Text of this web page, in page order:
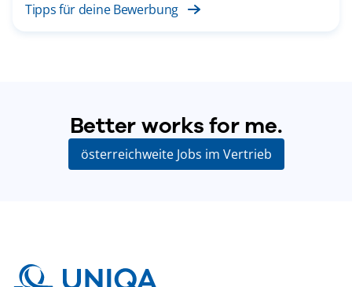
Tipps für deine Bewerbung
Better works for me.
österreichweite Jobs im Vertrieb